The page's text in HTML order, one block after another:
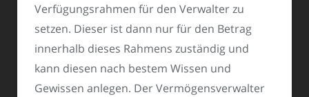
Verfügungsrahmen für den Verwalter zu
setzen. Dieser ist dann nur für den Betrag
innerhalb dieses Rahmens zuständig und
kann diesen nach bestem Wissen und
Gewissen anlegen. Der Vermögensverwalter